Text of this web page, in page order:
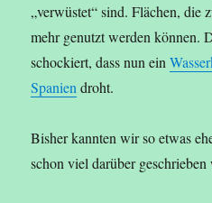
„verwüstet“ sind. Flächen, die
mehr genutzt werden können.
schockiert, dass nun ein
Spaniendroht.
Bisher kannten wir so etwas
schon viel darüber geschrieben